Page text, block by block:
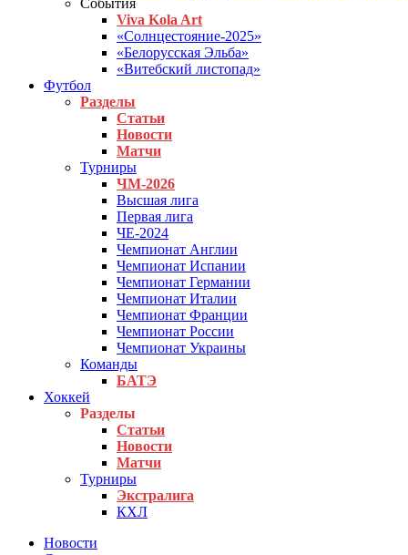
События
Viva Kola Art
«Солнцестояние-2025»
«Белорусская Эльба»
«Витебский листопад»
Футбол
Разделы
Статьи
Новости
Матчи
Турниры
ЧМ-2026
Высшая лига
Первая лига
ЧЕ-2024
Чемпионат Англии
Чемпионат Испании
Чемпионат Германии
Чемпионат Италии
Чемпионат Франции
Чемпионат России
Чемпионат Украины
Команды
БАТЭ
Хоккей
Разделы
Статьи
Новости
Матчи
Турниры
Экстралига
КХЛ
Новости